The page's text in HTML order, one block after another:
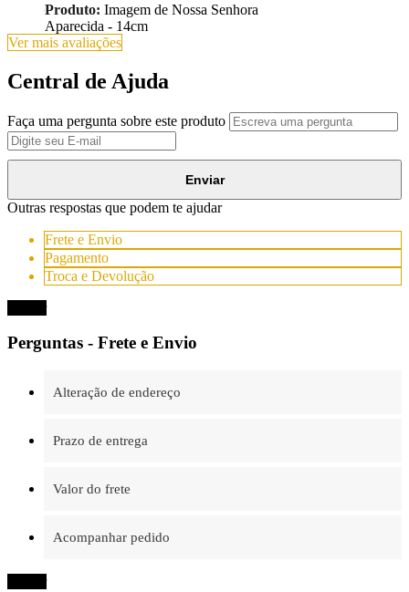
Produto: Imagem de Nossa Senhora
Aparecida - 14cm
Ver mais avaliações
Central de Ajuda
Faça uma pergunta sobre este produto
Enviar
Outras respostas que podem te ajudar
Frete e Envio
Pagamento
Troca e Devolução
Perguntas - Frete e Envio
Alteração de endereço
Prazo de entrega
Valor do frete
Acompanhar pedido